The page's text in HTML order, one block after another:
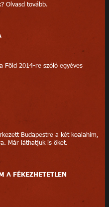
Olvasd tovább.
Föld 2014-re szóló egyéves
Budapestre a két koalahím,
Már láthatjuk is őket.
A FÉKEZHETETLEN